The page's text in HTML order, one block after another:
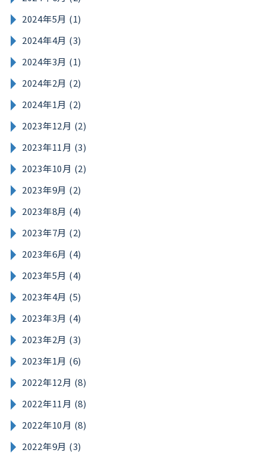
2024年5月 (1)
2024年4月 (3)
2024年3月 (1)
2024年2月 (2)
2024年1月 (2)
2023年12月 (2)
2023年11月 (3)
2023年10月 (2)
2023年9月 (2)
2023年8月 (4)
2023年7月 (2)
2023年6月 (4)
2023年5月 (4)
2023年4月 (5)
2023年3月 (4)
2023年2月 (3)
2023年1月 (6)
2022年12月 (8)
2022年11月 (8)
2022年10月 (8)
2022年9月 (3)